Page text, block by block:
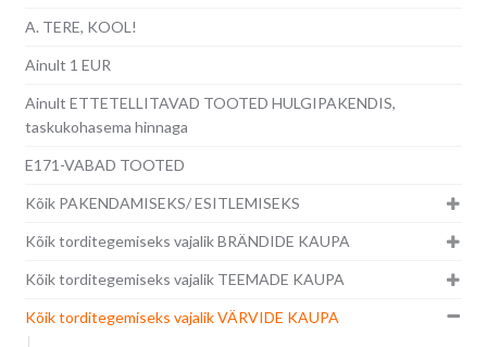
A. TERE, KOOL!
Ainult 1 EUR
Ainult ETTETELLITAVAD TOOTED HULGIPAKENDIS,
taskukohasema hinnaga
E171-VABAD TOOTED
Kõik PAKENDAMISEKS/ ESITLEMISEKS
Kõik torditegemiseks vajalik BRÄNDIDE KAUPA
Kõik torditegemiseks vajalik TEEMADE KAUPA
Kõik torditegemiseks vajalik VÄRVIDE KAUPA